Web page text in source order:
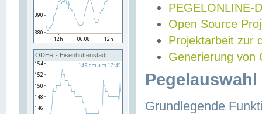
ODER - Eisenhüttenstadt
PEGELONLINE-
Open Source
Projektarbeit zur
Generierung von
Grundlegende